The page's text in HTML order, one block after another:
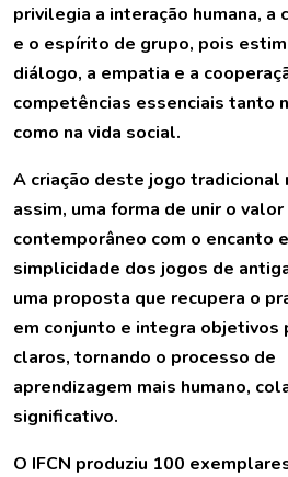
privilegia a interação humana, a
e o espírito de grupo, pois
diálogo, a empatia e a
competências essenciais tanto
como na vida social.
A criação deste jogo tradicional
assim, uma forma de unir o
contemporâneo com o encanto
simplicidade dos jogos de
uma proposta que recupera o
em conjunto e integra objetivos
claros, tornando o processo de
aprendizagem mais humano,
significativo.
O IFCN produziu 100